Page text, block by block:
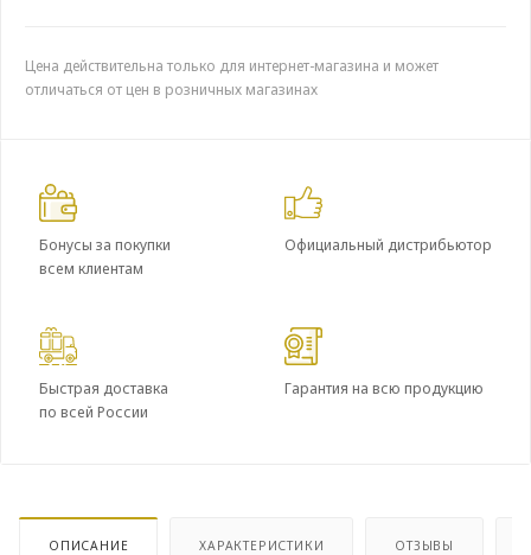
Цена действительна только для интернет-магазина и может
отличаться от цен в розничных магазинах
Бонусы за покупки
всем клиентам
Официальный дистрибьютор
Быстрая доставка
по всей России
Гарантия на всю продукцию
ОПИСАНИЕ ХАРАКТЕРИСТИКИ ОТЗЫВЫ